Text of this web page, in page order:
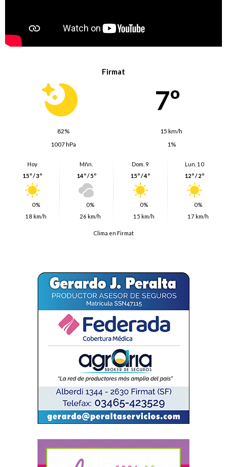
Firmat
7º
82%
15 km/h
1007 hPa
1%
Hoy
15º / 3º
0%
18 km/h
Mñn.
14º / 5º
0%
26 km/h
Dom. 9
15º / 4º
0%
15 km/h
Lun. 10
12º / 2º
0%
17 km/h
Clima en Firmat